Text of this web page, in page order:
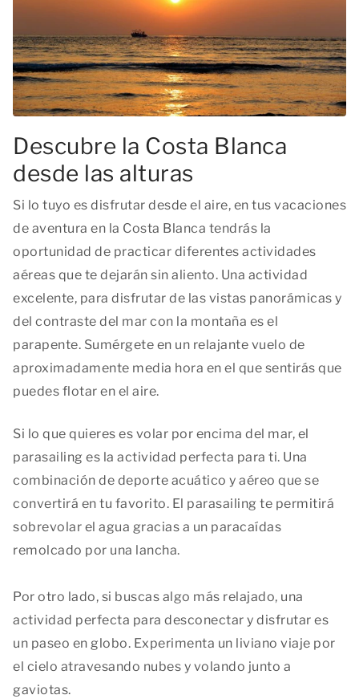
Descubre la Costa Blanca
desde las alturas
Si lo tuyo es disfrutar desde el aire, en tus vacaciones
de aventura en la Costa Blanca tendrás la
oportunidad de practicar diferentes actividades
aéreas que te dejarán sin aliento. Una actividad
excelente, para disfrutar de las vistas panorámicas y
del contraste del mar con la montaña es el
parapente. Sumérgete en un relajante vuelo de
aproximadamente media hora en el que sentirás que
puedes flotar en el aire.
Si lo que quieres es volar por encima del mar, el
parasailing es la actividad perfecta para ti. Una
combinación de deporte acuático y aéreo que se
convertirá en tu favorito. El parasailing te permitirá
sobrevolar el agua gracias a un paracaídas
remolcado por una lancha.
Por otro lado, si buscas algo más relajado, una
actividad perfecta para desconectar y disfrutar es
un paseo en globo. Experimenta un liviano viaje por
el cielo atravesando nubes y volando junto a
gaviotas.